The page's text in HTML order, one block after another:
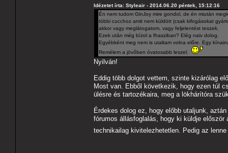
Idézetet írta: Styleair - 2014.06.20 péntek, 15:12:16
Én nem tudom GinJoy mire gondol, de én miután
többi cucchoz amit nem küldött (csak kifogásokat
akkor vagy meglátogatom, vagy feljelentést teszek.
Ezek után még bízol a fhasziban? Elég naiv dolog.
Egyébként meg nem is utaltam volna előre. Egy
Remélem a jövőben óvatosabb leszel.
Nyilván!
Eddig több dolgot vettem, szinte kizárólag
Most van. Ebből következik, hogy ezen túl
ülésre és tartozékaira, meg a lökhárítóra
Érdekes dolog ez, hogy előbb utaljunk,
fórumos állásfoglalás, hogy ki küldje
technikailag kivitelezhetetlen. Pedig az